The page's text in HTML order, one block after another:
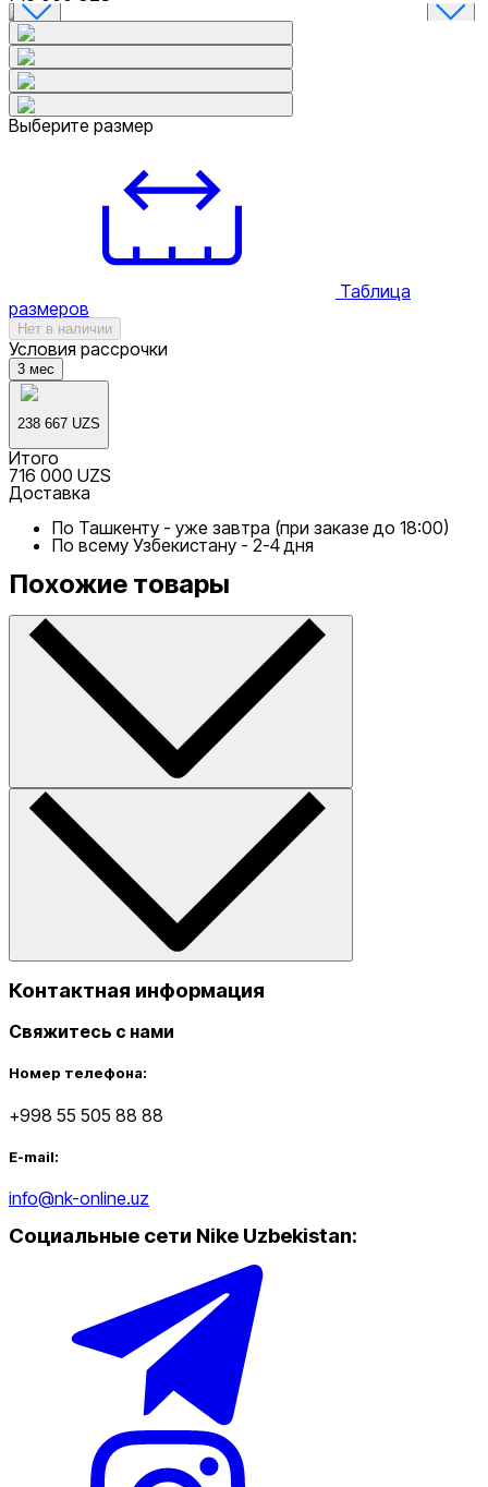
Выберите размер
Таблица
размеров
Нет в наличии
Условия рассрочки
3 мес
238 667 UZS
Итого
716 000 UZS
Доставка
По Ташкенту - уже завтра (при заказе до 18:00)
По всему Узбекистану - 2-4 дня
Похожие товары
Контактная информация
Свяжитесь с нами
Номер телефона:
+998 55 505 88 88
E-mail:
info@nk-online.uz
Социальные сети Nike Uzbekistan: